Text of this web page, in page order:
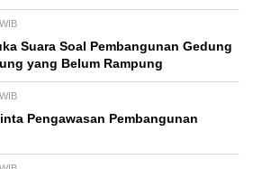
Suara Soal Pembangunan Gedung
yang Belum Rampung
Pengawasan Pembangunan